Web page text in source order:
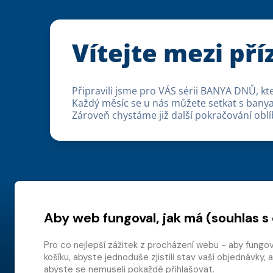
Vítejte mezi
Připravili jsme pro VÁS sérii BANYA DNŮ,
Každý měsíc se u nás můžete setkat s
Zároveň chystáme již další pokračování
Aby web fungoval, jak má (souhlas
Pro co nejlepší zážitek z procházení webu - aby
košíku, abyste jednoduše zjistili stav vaší objednávky,
abyste se nemuseli pokaždé přihlašovat.